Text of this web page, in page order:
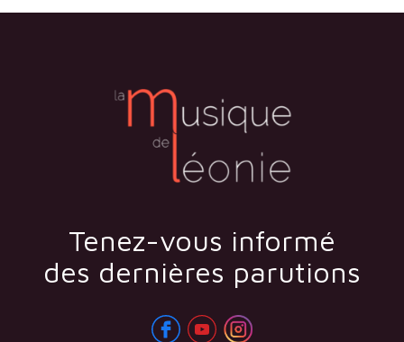
Tenez-vous informé
des dernières parutions